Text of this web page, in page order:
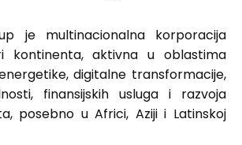
je multinacionalna korporacija
kontinenta, aktivna u oblastima
digitalne transformacije,
finansijskih usluga i razvoja
posebno u Africi, Aziji i Latinskoj